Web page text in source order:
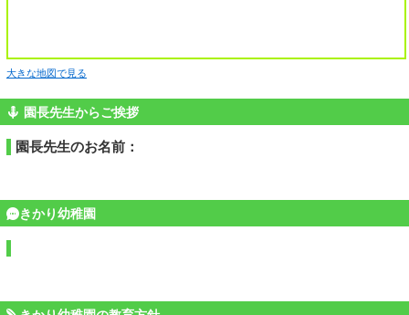
大きな地図で見る
園長先生からご挨拶
園長先生のお名前：
きかり幼稚園